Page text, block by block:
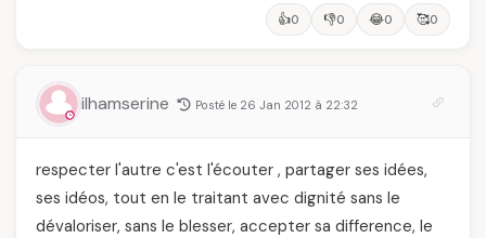
👍0 👎0 😂0 🥰0
ilhamserine Posté le 26 Jan 2012 à 22:32
respecter l'autre c'est l'écouter , partager ses idées,
ses idéos, tout en le traitant avec dignité sans le
dévaloriser, sans le blesser, accepter sa difference, le